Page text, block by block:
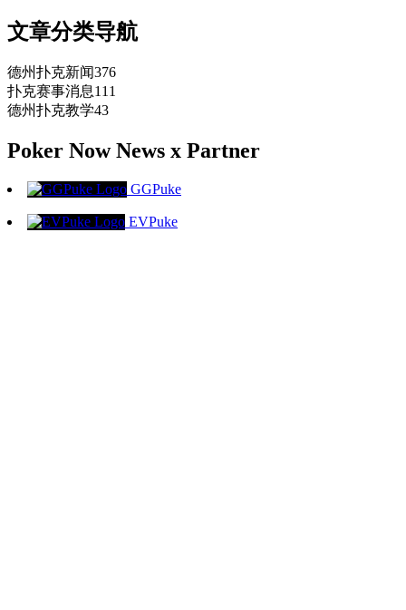
文章分类导航
德州扑克新闻376
扑克赛事消息111
德州扑克教学43
Poker Now News x Partner
GGPuke
EVPuke